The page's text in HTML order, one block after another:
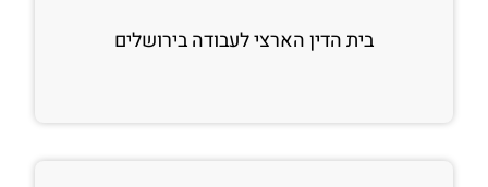
בית הדין הארצי לעבודה בירושלים